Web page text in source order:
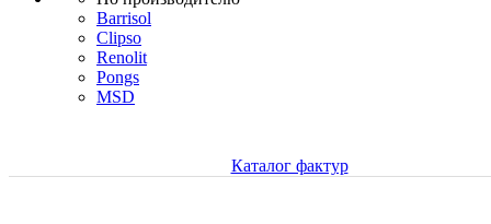
Barrisol
Clipso
Renolit
Pongs
MSD
Каталог фактур